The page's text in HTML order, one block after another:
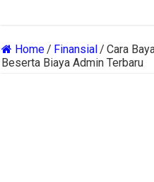
Home/ Finansial/ Cara
Beserta Biaya Admin Terbaru